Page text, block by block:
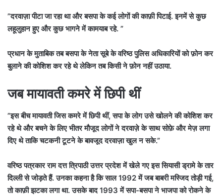
”दरवाज़ा पीटा जा रहा था और बसपा के कई लोगों की काफ़ी पिटाई. इनमें से कुछ
लहूलुहान हुए और कुछ भागने में कामयाब रहे. ”
प्रधान के मुताबिक तब बसपा के नेता सूबे के वरिष्ठ पुलिस अधिकारियों को फ़ोन कर
बुलाने की कोशिश कर रहे थे लेकिन तब किसी ने फ़ोन नहीं उठाया.
जब मायावती कमरे में छिपी थीं
”इस बीच मायावती जिस कमरे में छिपी थीं, सपा के लोग उसे खोलने की कोशिश कर
रहे थे और बचने के लिए भीतर मौजूद लोगों ने दरवाज़े के साथ सोफ़े और मेज़ लगा
दिए थे ताकि चटकनी टूटने के बावजूद दरवाज़ा खुल न सके.”
वरिष्ठ पत्रकार राम दत्त त्रिपाठी उत्तर प्रदेश में खेले गए इस सियासी ड्रामे के तार
दिल्ली से जोड़ते हैं. उनका कहना है कि साल 1992 में जब बाबरी मस्जिद तोड़ी गई,
तो काफ़ी झटका लगा था. उसके बाद 1993 में सपा-बसपा ने भाजपा को रोकने के